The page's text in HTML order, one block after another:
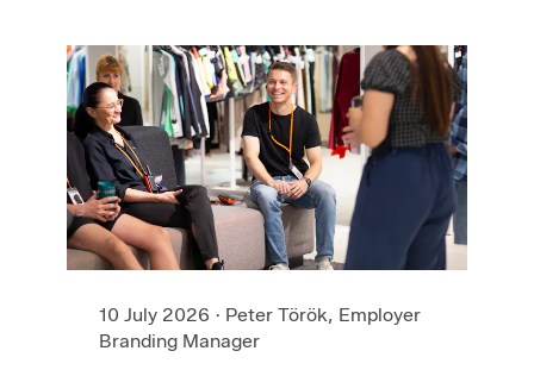
10 July 2026 · Peter Török, Employer
Branding Manager